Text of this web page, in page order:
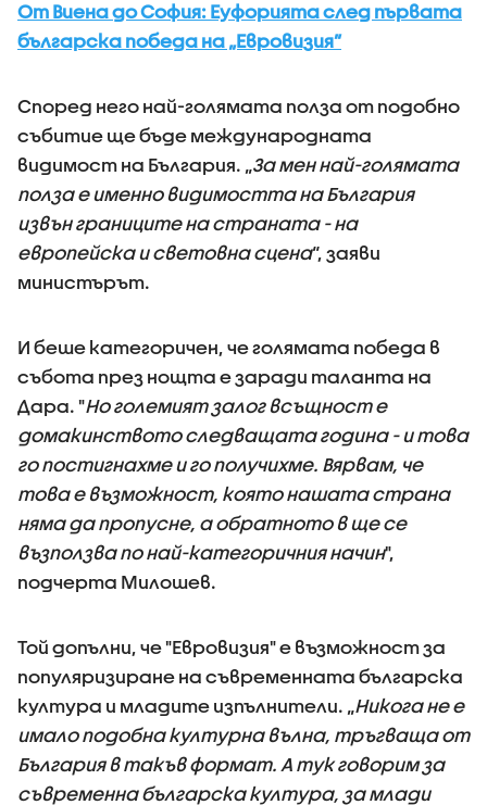
От Виена до София: Еуфорията след първата
българска победа на „Евровизия”
Според него най-голямата полза от подобно
събитие ще бъде международната
видимост на България. „За мен най-голямата
полза е именно видимостта на България
извън границите на страната - на
европейска и световна сцена“, заяви
министърът.
И беше категоричен, че голямата победа в
събота през нощта е заради таланта на
Дара. "Но големият залог всъщност е
домакинството следващата година - и това
го постигнахме и го получихме. Вярвам, че
това е възможност, която нашата страна
няма да пропусне, а обратното в ще се
възползва по най-категоричния начин",
подчерта Милошев.
Той допълни, че "Евровизия" е възможност за
популяризиране на съвременната българска
култура и младите изпълнители. „Никога не е
имало подобна културна вълна, тръгваща от
България в такъв формат. А тук говорим за
съвременна българска култура, за млади